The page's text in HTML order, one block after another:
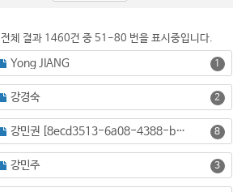
전체 결과 1460건 중 51-80 번을 표시중입니다.
Yong JIANG 1
강경숙 2
강민권 [8ecd3513-6a08-4388-b682-09e7d28e943a] 8
강민주 3